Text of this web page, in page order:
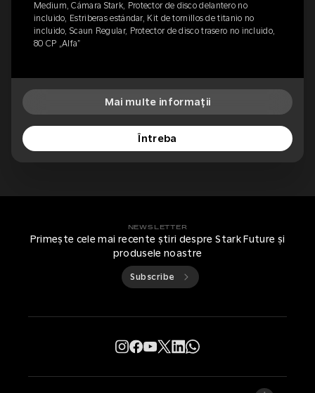
Medium, Cámara Stark, Protector de disco delantero no
incluido, Estriberas estándar, Kit de tornillos de titanio no
incluido, Scaun Regular, Protector de disco trasero no incluido,
80 CP „Alfa”
Mai multe informații
Întreba
NEWSLETTER
Primește cele mai recente știri despre Stark Future și
produsele noastre
Subscribe